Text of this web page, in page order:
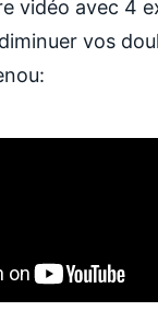
vidéo avec 4
vos